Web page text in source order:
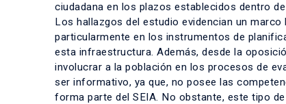
ciudadana en los plazos establecidos dentro
Los hallazgos del estudio evidencian un
particularmente en los instrumentos de
esta infraestructura. Además, desde la
involucrar a la población en los procesos de
ser informativo, ya que, no posee las
forma parte del SEIA. No obstante, este tipo